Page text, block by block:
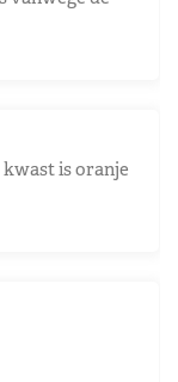
kwast is oranje